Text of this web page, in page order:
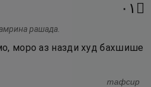
۝ ١٠
рашада.
моро аз назди худ бахшише
тафсир